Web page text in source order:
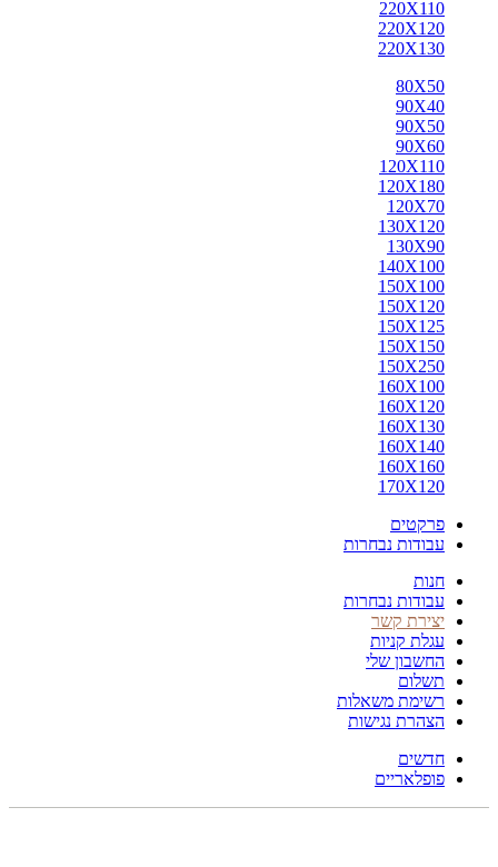
220X110
220X120
220X130
80X50
90X40
90X50
90X60
120X110
120X180
120X70
130X120
130X90
140X100
150X100
150X120
150X125
150X150
150X250
160X100
160X120
160X130
160X140
160X160
170X120
פרקטים
עבודות נבחרות
חנות
עבודות נבחרות
יצירת קשר
עגלת קניות
החשבון שלי
תשלום
רשימת משאלות
הצהרת נגישות
חדשים
פופלאריים